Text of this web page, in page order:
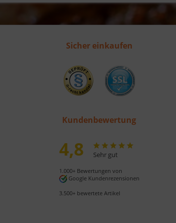
Sicher einkaufen
Kundenbewertung
4,8 Sehr gut
1.000+ Bewertungen von
Google Kundenrezensionen
3.500+ bewertete Artikel